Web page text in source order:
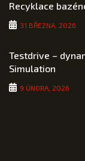
Recyklace
31 BŘEZNA, 2026
Testdrive –
Simulation
9 ÚNORA, 2026